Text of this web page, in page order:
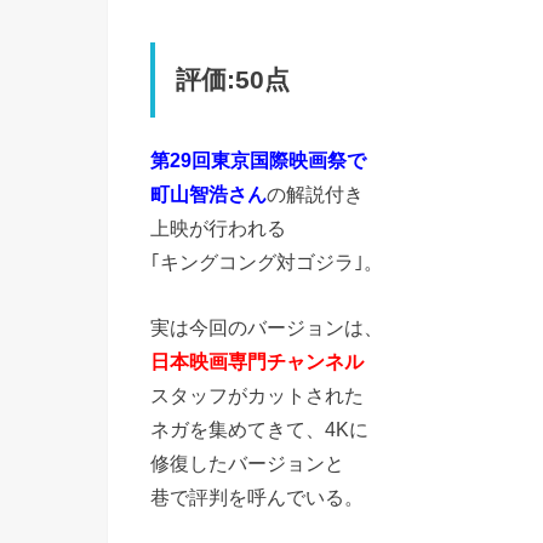
評価:50点
第29回東京国際映画祭で
町山智浩さんの解説付き
上映が行われる
｢キングコング対ゴジラ｣。
実は今回のバージョンは、
日本映画専門チャンネル
スタッフがカットされた
ネガを集めてきて、4Kに
修復したバージョンと
巷で評判を呼んでいる。